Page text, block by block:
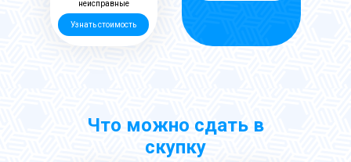
Узнать стоимость
неисправные
Что можно сдать в
скупку